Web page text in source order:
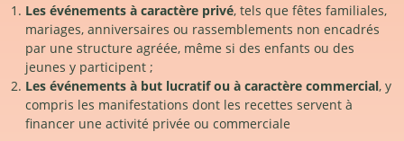
Les événements à caractère privé, tels que fêtes familiales,
mariages, anniversaires ou rassemblements non encadrés
par une structure agréée, même si des enfants ou des
jeunes y participent ;
Les événements à but lucratif ou à caractère commercial, y
compris les manifestations dont les recettes servent à
financer une activité privée ou commerciale